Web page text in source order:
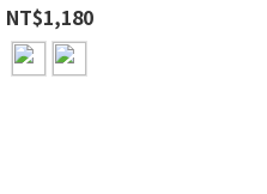
NT$1,180